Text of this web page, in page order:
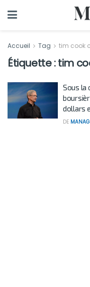
Accueil Tag tim cook
Étiquette :tim
Sous la
dollars
DE